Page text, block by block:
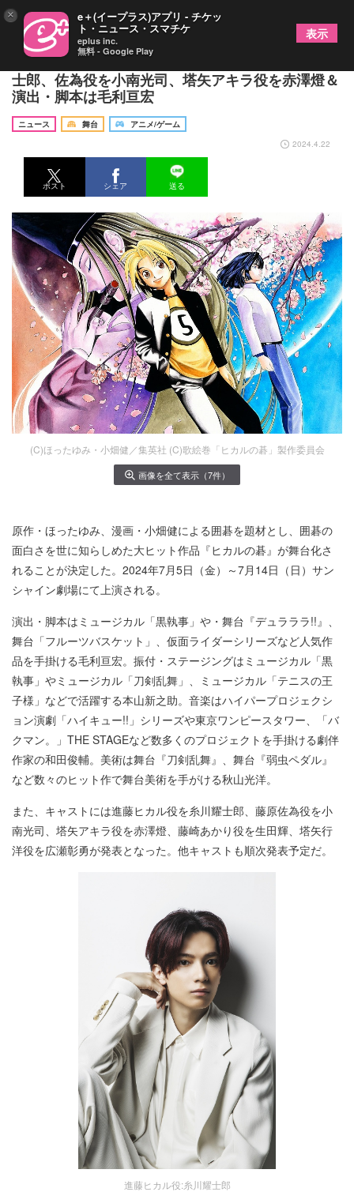
『ヒカルの碁』の舞台化が決定 ヒカル役を糸川耀
士郎、佐為役を小南光司、塔矢アキラ役を赤澤燈＆
演出・脚本は毛利亘宏
ニュース 舞台
アニメ/ゲーム
2024.4.22
ポスト シェア 送る
(C)ほったゆみ・小畑健／集英社 (C)歌絵巻「ヒカルの碁」製作委員会
画像を全て表示（7件）
原作・ほったゆみ、漫画・小畑健による囲碁を題材とし、囲碁の
面白さを世に知らしめた大ヒット作品『ヒカルの碁』が舞台化さ
れることが決定した。2024年7月5日（金）～7月14日（日）サン
シャイン劇場にて上演される。
演出・脚本はミュージカル「黒執事」や・舞台『デュラララ!!』、
舞台「フルーツバスケット」、仮面ライダーシリーズなど人気作
品を手掛ける毛利亘宏。振付・ステージングはミュージカル「黒
執事」やミュージカル「刀剣乱舞」、ミュージカル「テニスの王
子様」などで活躍する本山新之助。音楽はハイパープロジェクシ
ョン演劇「ハイキュー!!」シリーズや東京ワンピースタワー、「バ
クマン。」THE STAGEなど数多くのプロジェクトを手掛ける劇伴
作家の和田俊輔。美術は舞台『刀剣乱舞』、舞台『弱虫ペダル』
など数々のヒット作で舞台美術を手がける秋山光洋。
また、キャストには進藤ヒカル役を糸川耀士郎、藤原佐為役を小
南光司、塔矢アキラ役を赤澤燈、藤崎あかり役を生田輝、塔矢行
洋役を広瀬彰勇が発表となった。他キャストも順次発表予定だ。
進藤ヒカル役:糸川耀士郎
× e＋(イープラス)アプリ - チケッ
ト・ニュース・スマチケ
eplus inc.
無料 - Google Play
表示